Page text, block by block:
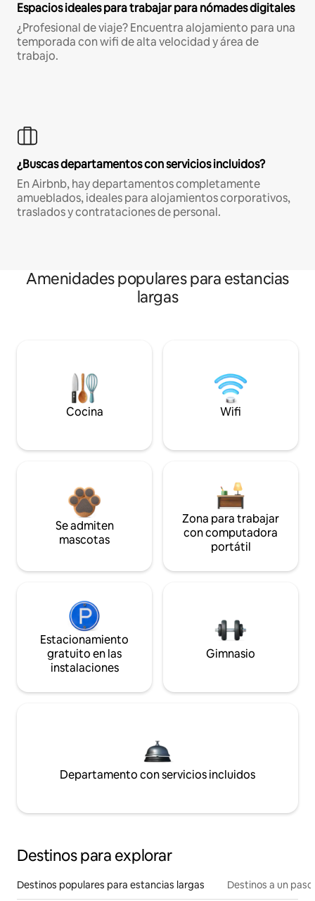
Espacios ideales para trabajar para nómades digitales
¿Profesional de viaje? Encuentra alojamiento para una
temporada con wifi de alta velocidad y área de
trabajo.
¿Buscas departamentos con servicios incluidos?
En Airbnb, hay departamentos completamente
amueblados, ideales para alojamientos corporativos,
traslados y contrataciones de personal.
Amenidades populares para estancias
largas
Cocina Wifi
Se admiten
mascotas
Zona para trabajar
con computadora
portátil
Estacionamiento
gratuito en las
instalaciones
Gimnasio
Departamento con servicios incluidos
Destinos para explorar
Destinos populares para estancias largas Destinos a un